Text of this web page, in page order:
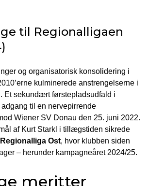
til Regionalligaen
og organisatorisk konsolidering i
kulminerede anstrengelserne i
Et sekundært førstepladsudfald i
til en nervepirrende
Wiener SV Donau den 25. juni 2022.
af Kurt Starkl i tillægstiden sikrede
Regionalliga Ost, hvor klubben siden
– herunder kampagneåret 2024/25.
meritter